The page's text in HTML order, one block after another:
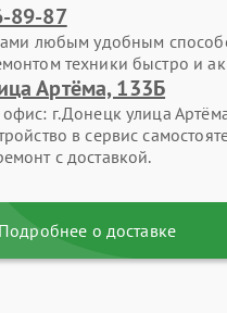
89-87
любым удобным
техники быстро и
Артёма, 133Б
г.Донецк улица
в сервис
с доставкой.
Подробнее о доставке